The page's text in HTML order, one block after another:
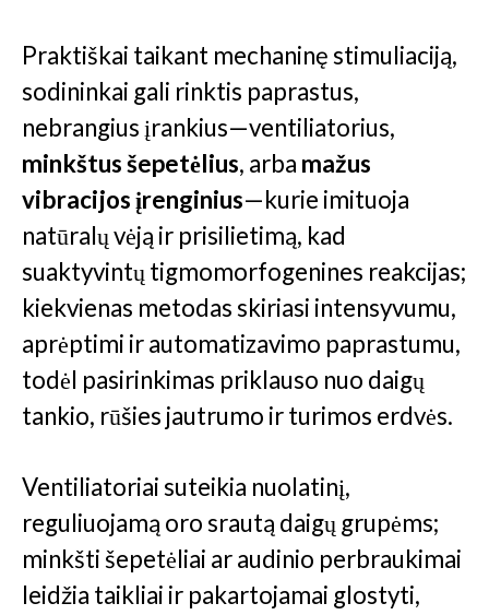
Praktiškai taikant mechaninę stimuliaciją,
sodininkai gali rinktis paprastus,
nebrangius įrankius—ventiliatorius,
minkštus šepetėlius, arba mažus
vibracijos įrenginius—kurie imituoja
natūralų vėją ir prisilietimą, kad
suaktyvintų tigmomorfogenines reakcijas;
kiekvienas metodas skiriasi intensyvumu,
aprėptimi ir automatizavimo paprastumu,
todėl pasirinkimas priklauso nuo daigų
tankio, rūšies jautrumo ir turimos erdvės.
Ventiliatoriai suteikia nuolatinį,
reguliuojamą oro srautą daigų grupėms;
minkšti šepetėliai ar audinio perbraukimai
leidžia taikliai ir pakartojamai glostyti,